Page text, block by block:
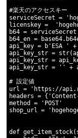
#楽天のアクセスキー
serviceSecret =
licenskey =
b64 =
b64_en =
api_key = b'ESA ' +
api_key_str =
api_key_str =
api_key_str = ' ' +
# 設定値
url = 'https://
headers =
method = 'POST'
shop_url =
def